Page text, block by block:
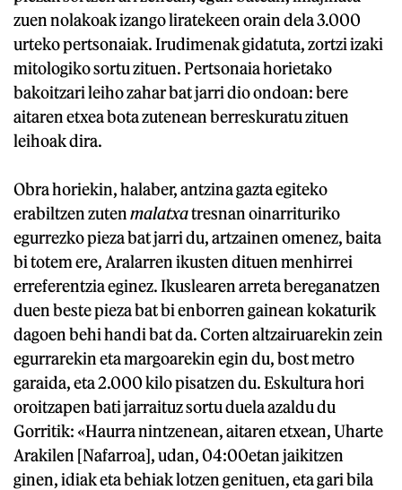
zuen nolakoak izango liratekeen orain dela 3.000
urteko pertsonaiak. Irudimenak gidatuta, zortzi izaki
mitologiko sortu zituen. Pertsonaia horietako
bakoitzari leiho zahar bat jarri dio ondoan: bere
aitaren etxea bota zutenean berreskuratu zituen
leihoak dira.
Obra horiekin, halaber, antzina gazta egiteko
erabiltzen zutenmalatxatresnan oinarrituriko
egurrezko pieza bat jarri du, artzainen omenez, baita
bi totem ere, Aralarren ikusten dituen menhirrei
erreferentzia eginez. Ikuslearen arreta bereganatzen
duen beste pieza bat bi enborren gainean kokaturik
dagoen behi handi bat da. Corten altzairuarekin zein
egurrarekin eta margoarekin egin du, bost metro
garaida, eta 2.000 kilo pisatzen du. Eskultura hori
oroitzapen bati jarraituz sortu duela azaldu du
Gorritik: «Haurra nintzenean, aitaren etxean, Uharte
Arakilen [Nafarroa], udan, 04:00etan jaikitzen
ginen, idiak eta behiak lotzen genituen, eta gari bila